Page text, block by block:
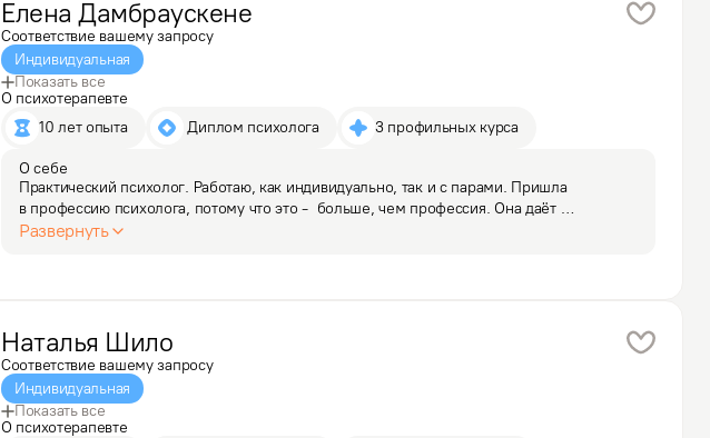
- Мы либо ругаемся, либо…
Елена Дамбраускене
Соответствие вашему запросу
Индивидуальная
Показать все
О психотерапевте
10 лет опыта
Диплом психолога 3 профильных курса
О себе
Практический психолог. Работаю, как индивидуально, так и с парами. Пришла
в профессию психолога, потому что это -  больше, чем профессия. Она даёт
возможность развиваться творчески, духовно, помогает справиться со своими
Развернуть
Наталья Шило
Соответствие вашему запросу
Индивидуальная
Показать все
О психотерапевте